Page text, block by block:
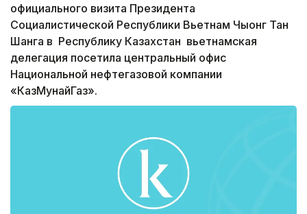
официального визита Президента
Социалистической Республики Вьетнам Чыонг Тан
Шанга в Республику Казахстан вьетнамская
делегация посетила центральный офис
Национальной нефтегазовой компании
«КазМунайГаз».